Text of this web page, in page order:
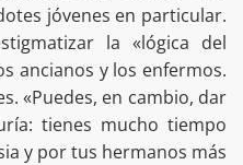
jóvenes en particular.
la «lógica del
ancianos y los enfermos.
«Puedes, en cambio, dar
tienes mucho tiempo
y por tus hermanos más